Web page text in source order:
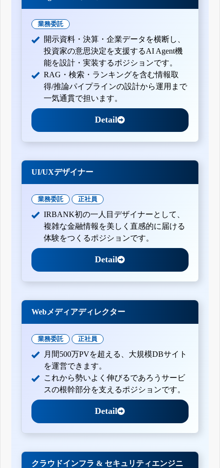
業務委託
開示資料・決算・企業データを横断し、
投資家の意思決定を支援するAI Agent機
能を設計・実装するポジションです。
RAG・検索・ランキングを含む情報取
得/推論パイプラインの設計から運用まで
一気通貫で担います。
Detail
UI/UXデザイナー
業務委託 正社員
IRBANK初の一人目デザイナーとして、
複雑な金融情報を美しく直感的に届ける
体験をつくるポジションです。
Detail
Webメディアディレクター
業務委託 正社員
月間500万PVを超える、大規模DBサイト
を運営できます。
これから勢いよく伸びるであろうサービ
スの根幹部分を支えるポジションです。
Detail
クラウドインフラ & セキュリティエンジニ